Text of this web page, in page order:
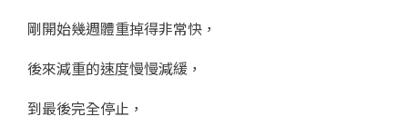
剛開始幾週體重掉得非常快，
後來減重的速度慢慢減緩，
到最後完全停止，